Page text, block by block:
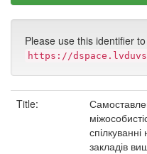
Please use this identifier
https://
Title:
закладів